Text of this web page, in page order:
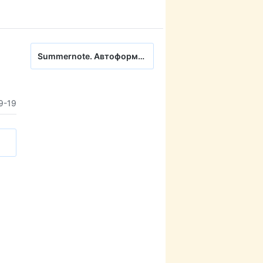
19
Summernote. Автоформатирование при просмотре исходного кода